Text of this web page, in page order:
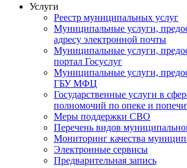
Услуги
Реестр муниципальных услуг
Муниципальные услуги,
адресу электронной почты
Муниципальные услуги,
портал Госуслуг
Муниципальные услуги,
ГБУ МФЦ
Государственные услуги в
полномочий по опеке и
Меры поддержки СВО
Перечень видов
Мониторинг качества
Электронные сервисы
Предварительная запись